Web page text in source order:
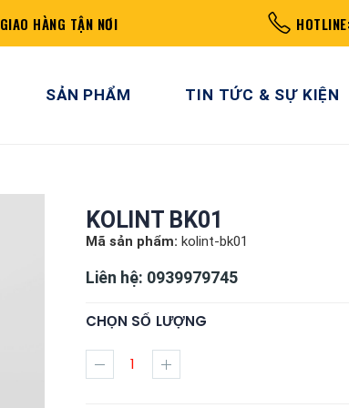
GIAO HÀNG TẬN NƠI
SẢN PHẨM TIN TỨC & SỰ KIỆN
KOLINT BK01
Mã sản phẩm: kolint-bk01
Liên hệ: 0939979745
CHỌN SỐ LƯỢNG